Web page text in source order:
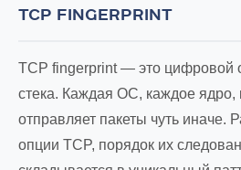
TCP FINGERPRINT
TCP fingerprint — это цифровой
стека. Каждая ОС, каждое ядро,
отправляет пакеты чуть иначе.
опции TCP, порядок их